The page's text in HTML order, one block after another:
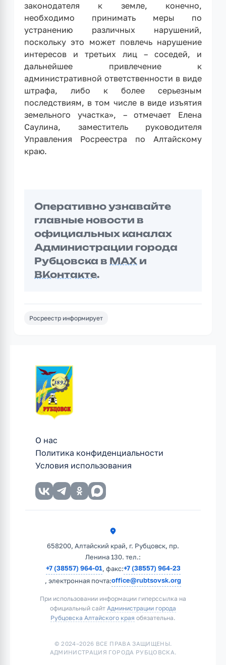
законодателя к земле, конечно,
необходимо принимать меры по
устранению различных нарушений,
поскольку это может повлечь нарушение
интересов и третьих лиц – соседей, и
дальнейшее привлечение к
административной ответственности в виде
штрафа, либо к более серьезным
последствиям, в том числе в виде изъятия
земельного участка», – отмечает Елена
Саулина, заместитель руководителя
Управления Росреестра по Алтайскому
краю.
Оперативно узнавайте
главные новости в
официальных каналах
Администрации города
Рубцовска в MAX и
ВКонтакте.
Росреестр информирует
О нас
Политика конфиденциальности
Условия использования
658200, Алтайский край, г. Рубцовск, пр.
Ленина 130. тел.:
+7 (38557) 964-01, факс:+7 (38557) 964-23
, электронная почта:office@rubtsovsk.org
При использовании информации гиперссылка на
официальный сайт Администрации города
Рубцовска Алтайского края обязательна.
© 2024–2026 ВСЕ ПРАВА ЗАЩИЩЕНЫ.
АДМИНИСТРАЦИЯ ГОРОДА РУБЦОВСКА.